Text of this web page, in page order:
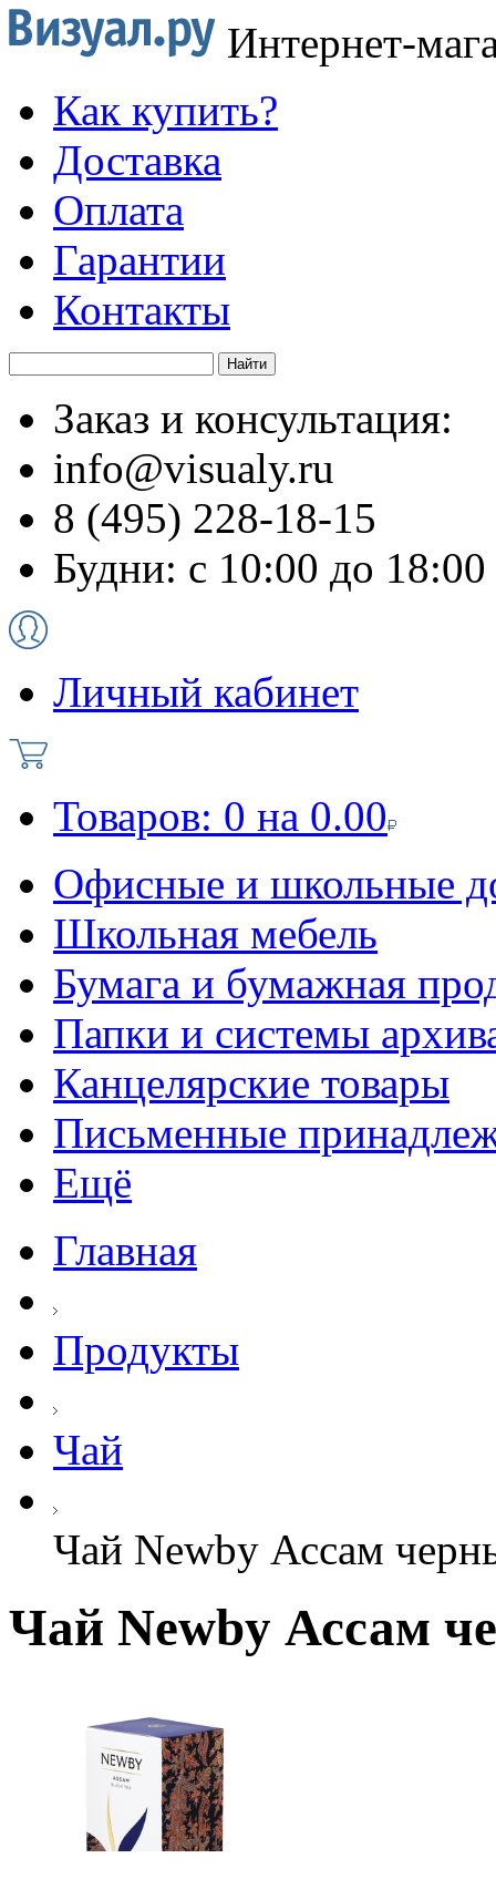
Интернет-
Как купить?
Доставка
Оплата
Гарантии
Контакты
Заказ и консультация:
info@visualy.ru
8 (495) 228-18-15
Будни: с 10:00 до 18:00
Личный кабинет
Товаров: 0 на 0.00
Офисные и школьные
Школьная мебель
Бумага и бумажная
Папки и системы
Канцелярские товары
Письменные
Ещё
Главная
Продукты
Чай
Чай Newby Ассам
Чай Newby Ассам